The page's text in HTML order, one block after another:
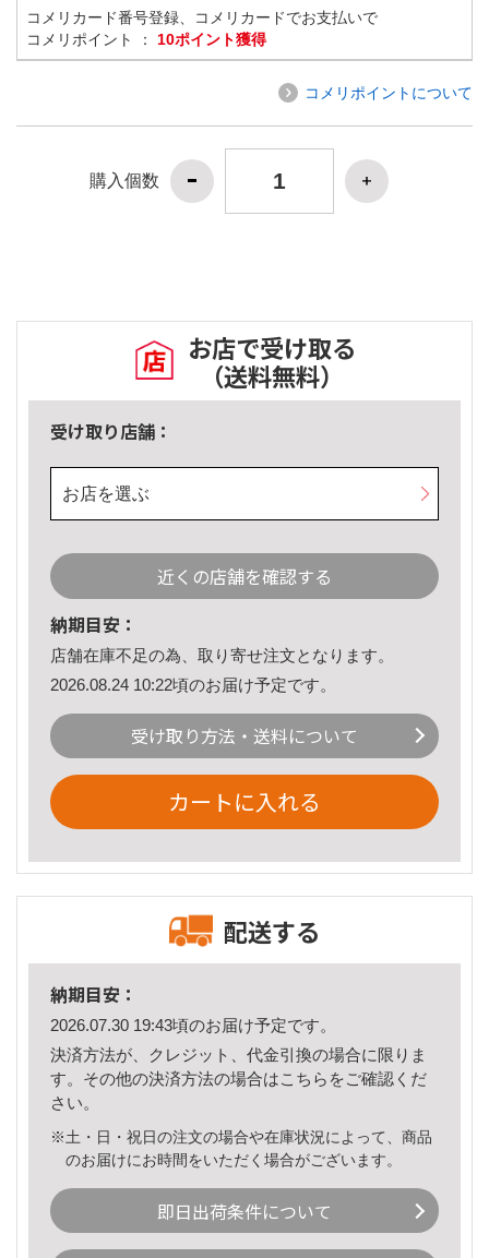
コメリカード番号登録、コメリカードでお支払いで
コメリポイント ： 10ポイント獲得
コメリポイントについて
購入個数
お店で受け取る
（送料無料）
受け取り店舗：
お店を選ぶ
近くの店舗を確認する
納期目安：
店舗在庫不足の為、取り寄せ注文となります。
2026.08.24 10:22頃のお届け予定です。
受け取り方法・送料について
カートに入れる
配送する
納期目安：
2026.07.30 19:43頃のお届け予定です。
決済方法が、クレジット、代金引換の場合に限りま
す。その他の決済方法の場合はこちら をご確認くだ
さい。
※土・日・祝日の注文の場合や在庫状況によって、商品
のお届けにお時間をいただく場合がございます。
即日出荷条件について